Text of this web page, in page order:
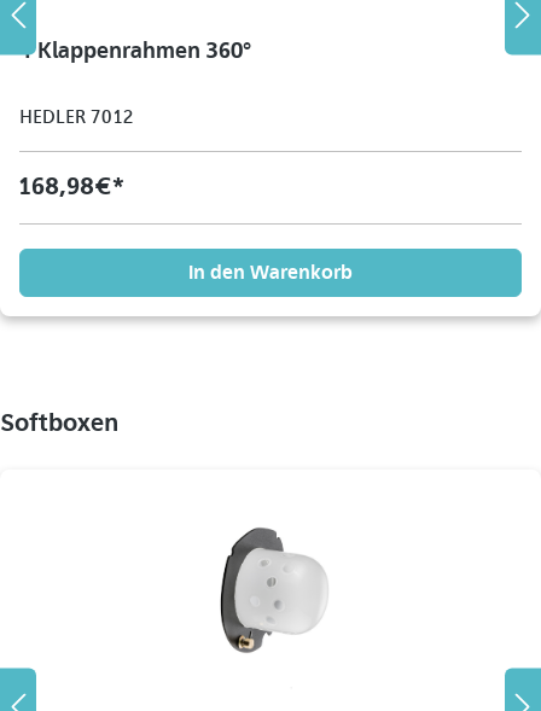
4 Klappenrahmen 360°
HEDLER 7012
168,98 €*
In den Warenkorb
Softboxen